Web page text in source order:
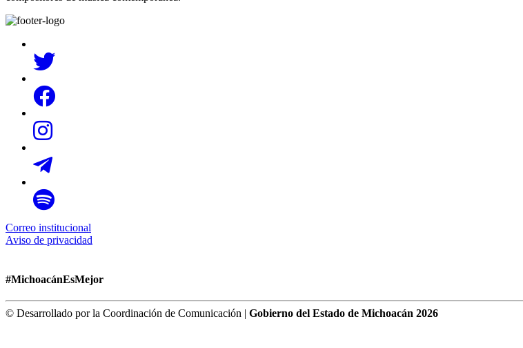
Correo institucional
Aviso de privacidad
#MichoacánEsMejor
© Desarrollado por la Coordinación de Comunicación | Gobierno del Estado de Michoacán 2026